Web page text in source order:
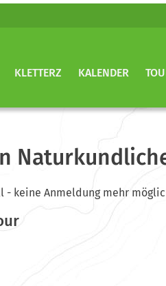
KLETTERZ KALENDER
- keine Anmeldung mehr